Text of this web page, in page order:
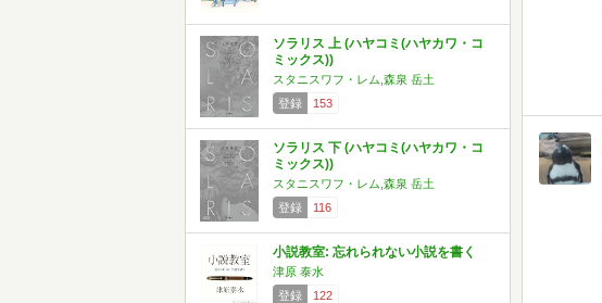
ソラリス 上 (ハヤコミ(ハヤカワ・コ
ミックス))
スタニスワフ・レム,森泉 岳土
登録
153
ソラリス 下 (ハヤコミ(ハヤカワ・コ
ミックス))
スタニスワフ・レム,森泉 岳土
登録
116
小説教室: 忘れられない小説を書く
津原 泰水
登録
122